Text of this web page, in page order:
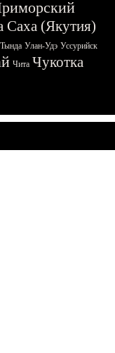
Саха (Якутия)
Тында Улан-Удэ Уссурийск
Чита Чукотка